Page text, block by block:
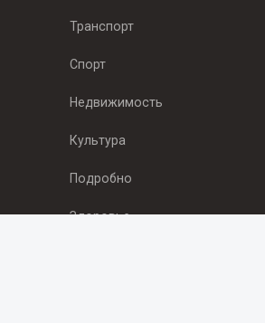
Транспорт
Спорт
Недвижимость
Культура
Подробно
Здоровье